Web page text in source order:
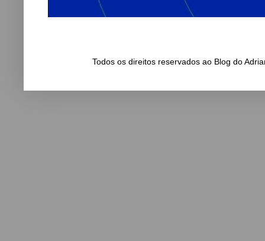
Todos os direitos reservados ao Blog do